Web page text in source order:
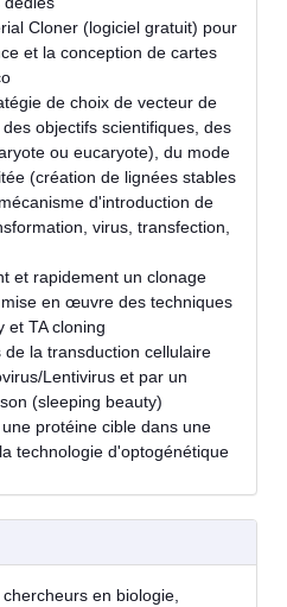
Cloner (logiciel gratuit) pour
et la conception de cartes
de choix de vecteur de
objectifs scientifiques, des
ou eucaryote), du mode
(création de lignées stables
d'introduction de
virus, transfection,
et rapidement un clonage
en œuvre des techniques
et TA cloning
la transduction cellulaire
Lentivirus et par un
(sleeping beauty)
protéine cible dans une
technologie d'optogénétique
en biologie,